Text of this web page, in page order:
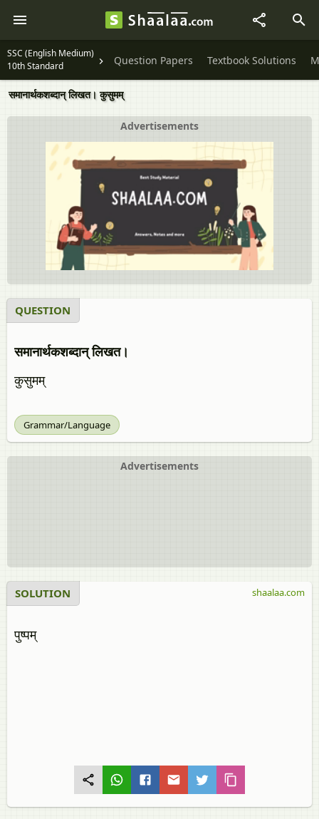
SSC (English Medium)
10th Standard
Question Papers Textbook Solutions
समानार्थकशब्दान् लिखत। कुसुमम्
Advertisements
QUESTION
समानार्थकशब्दान् लिखत।
कुसुमम्
Grammar/Language
Advertisements
SOLUTION
पुष्पम्
shaalaa.com